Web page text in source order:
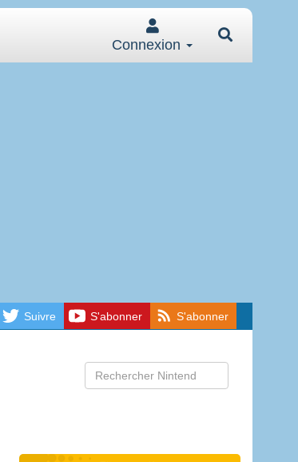
Connexion
Suivre S'abonner S'abonner